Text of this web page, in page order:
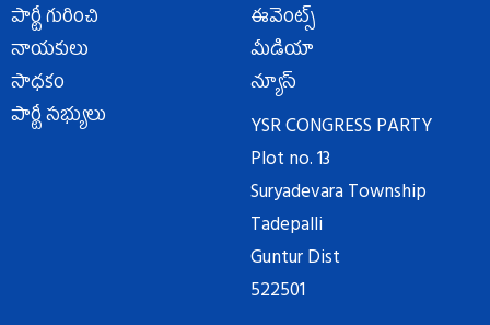
పార్టీ గురించి
నాయకులు
సాధకం
పార్టీ సభ్యులు
ఈవెంట్స్
మీడియా
న్యూస్
YSR CONGRESS PARTY
Plot no. 13
Suryadevara Township
Tadepalli
Guntur Dist
522501